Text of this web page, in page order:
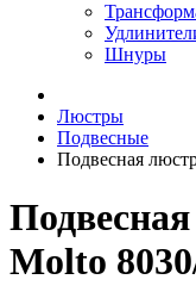
Шнуры
Люстры
Подвесные
Подвесная
Molto